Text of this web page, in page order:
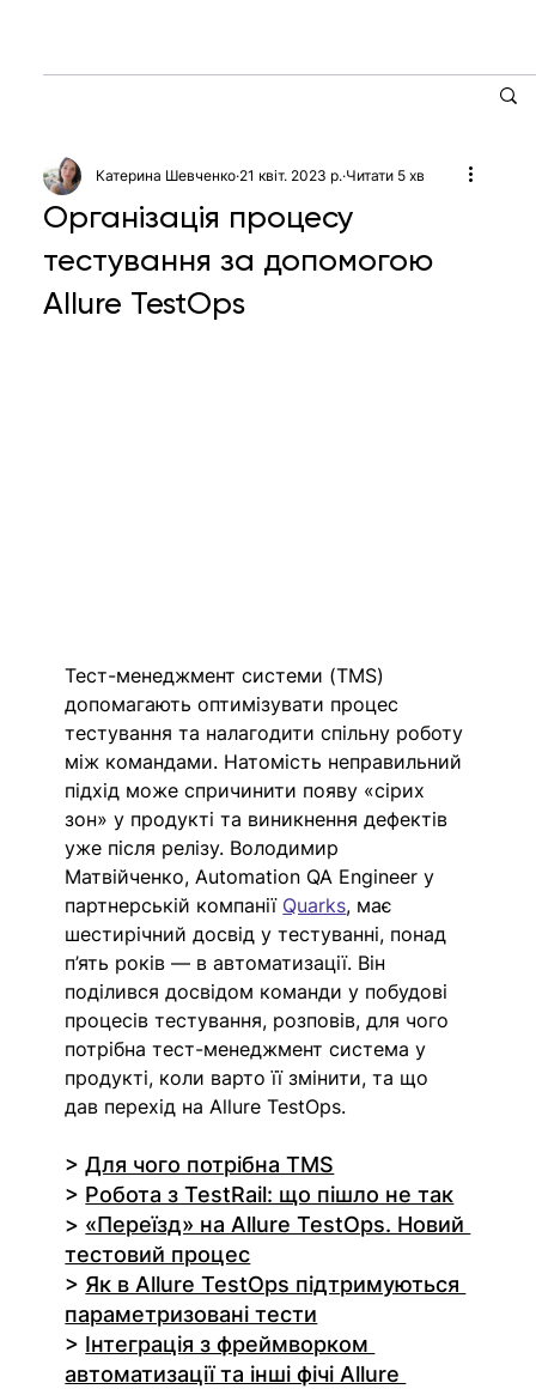
Організація процесу
тестування за допомогою
Allure TestOps
Катерина Шевченко 21 квіт. 2023 р. Читати 5 хв
Тест-менеджмент системи (TMS)
допомагають оптимізувати процес
тестування та налагодити спільну роботу
між командами. Натомість неправильний
підхід може спричинити появу «сірих
зон» у продукті та виникнення дефектів
уже після релізу. Володимир
Матвійченко, Automation QA Engineer у
партнерській компанії Quarks, має
шестирічний досвід у тестуванні, понад
п’ять років — в автоматизації. Він
поділився досвідом команди у побудові
процесів тестування, розповів, для чого
потрібна тест-менеджмент система у
продукті, коли варто її змінити, та що
дав перехід на Allure TestOps.
> Для чого потрібна TMS
> Робота з TestRail: що пішло не так
> «Переїзд» на Allure TestOps. Новий
тестовий процес
> Як в Allure TestOps підтримуються
параметризовані тести
> Інтеграція з фреймворком
автоматизації та інші фічі Allure